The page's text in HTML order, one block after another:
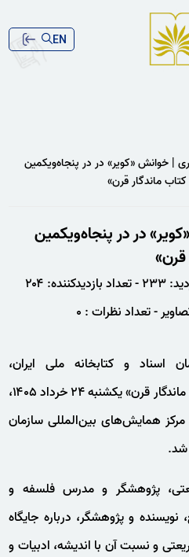
EN
| خوانش «کویر» در در پنجاه‌ویکمین
ماندگار قرن»
در در پنجاه‌ویکمین
۲۳۳
- تعداد بازدیدکننده: ۲۰۴
- تعداد نظرات : ۰
اسناد و کتابخانه ملی ایران،
پنجاه‌ویکمین نشست «صد کتاب ماندگار قرن» یکشنبه ۲۴ خرداد ۱۴۰۵،
فرهنگ مرکز همایش‌های بین‌المللی سازمان
شد.
پژوهشگر و مدرس فلسفه و
و پژوهشگر، درباره جایگاه
و نسبت آن با اندیشه، ادبیات و